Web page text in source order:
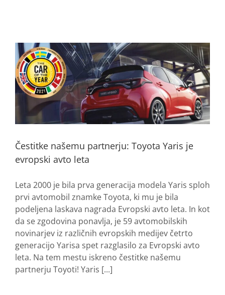
Čestitke našemu partnerju: Toyota Yaris je
evropski avto leta
Leta 2000 je bila prva generacija modela Yaris sploh
prvi avtomobil znamke Toyota, ki mu je bila
podeljena laskava nagrada Evropski avto leta. In kot
da se zgodovina ponavlja, je 59 avtomobilskih
novinarjev iz različnih evropskih medijev četrto
generacijo Yarisa spet razglasilo za Evropski avto
leta. Na tem mestu iskreno čestitke našemu
partnerju Toyoti! Yaris [...]